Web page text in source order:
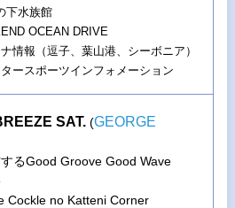
下水族館
OCEAN DRIVE
情報（逗子、葉山港、シーボニア）
ースポーツインフォメーション
SAT.(GEORGE
るGood Groove Good Wave
Cockle no Katteni Corner